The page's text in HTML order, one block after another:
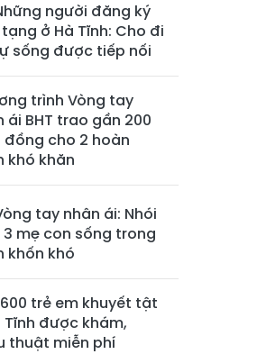
người đăng ký
ở Hà Tĩnh: Cho đi
sống được tiếp nối
trình Vòng tay
ái BHT trao gần 200
đồng cho 2 hoàn
khó khăn
tay nhân ái: Nhói
3 mẹ con sống trong
khốn khó
trẻ em khuyết tật
Tĩnh được khám,
thuật miễn phí